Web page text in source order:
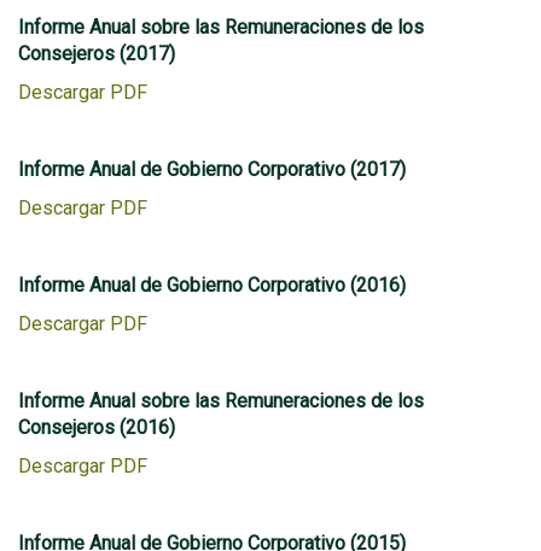
Informe Anual sobre las Remuneraciones de los
Consejeros (2017)
Descargar PDF
Informe Anual de Gobierno Corporativo (2017)
Descargar PDF
Informe Anual de Gobierno Corporativo (2016)
Descargar PDF
Informe Anual sobre las Remuneraciones de los
Consejeros (2016)
Descargar PDF
Informe Anual de Gobierno Corporativo (2015)